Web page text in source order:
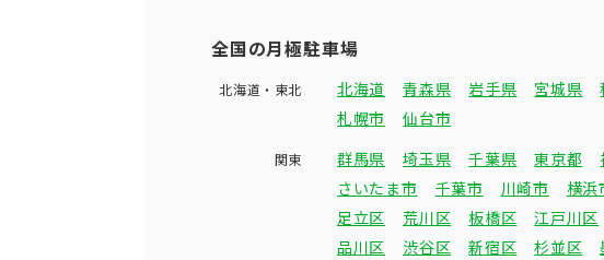
全国の月極駐車場
北海道・東北 北海道 青森県 岩手県 宮城県
札幌市
仙台市
関東 群馬県 埼玉県 千葉県 東京都
さいたま市
千葉市 川崎市 横浜
足立区
荒川区 板橋区 江戸川区
品川区
渋谷区 新宿区 杉並区